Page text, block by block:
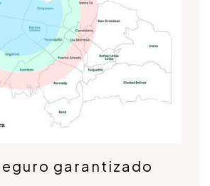
garantizado